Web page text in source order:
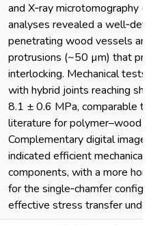
and X‑ray microtomography
analyses revealed a
penetrating wood vessels
protrusions (~50 µm) that
interlocking. Mechanical
with hybrid joints reaching
8.1 ± 0.6 MPa, comparable
literature for polymer–wood
Complementary digital image
indicated efficient
components, with a more
for the single‑chamfer
effective stress transfer